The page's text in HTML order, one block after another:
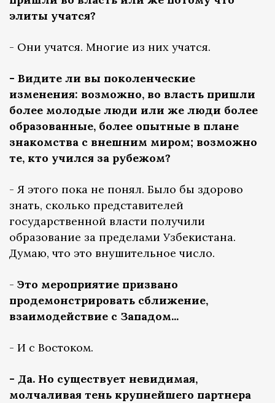
элиты учатся?
- Они учатся. Многие из них учатся.
- Видите ли вы поколенческие
изменения: возможно, во власть пришли
более молодые люди или же люди более
образованные, более опытные в плане
знакомства с внешним миром; возможно
те, кто учился за рубежом?
- Я этого пока не понял. Было бы здорово
знать, сколько представителей
государственной власти получили
образование за пределами Узбекистана.
Думаю, что это внушительное число.
- Это мероприятие призвано
продемонстрировать сближение,
взаимодействие с Западом...
- И с Востоком.
- Да. Но существует невидимая,
молчаливая тень крупнейшего партнера